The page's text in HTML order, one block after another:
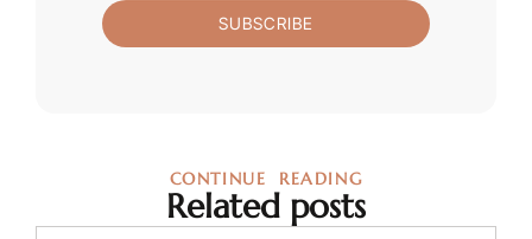
SUBSCRIBE
CONTINUE READING
Related posts